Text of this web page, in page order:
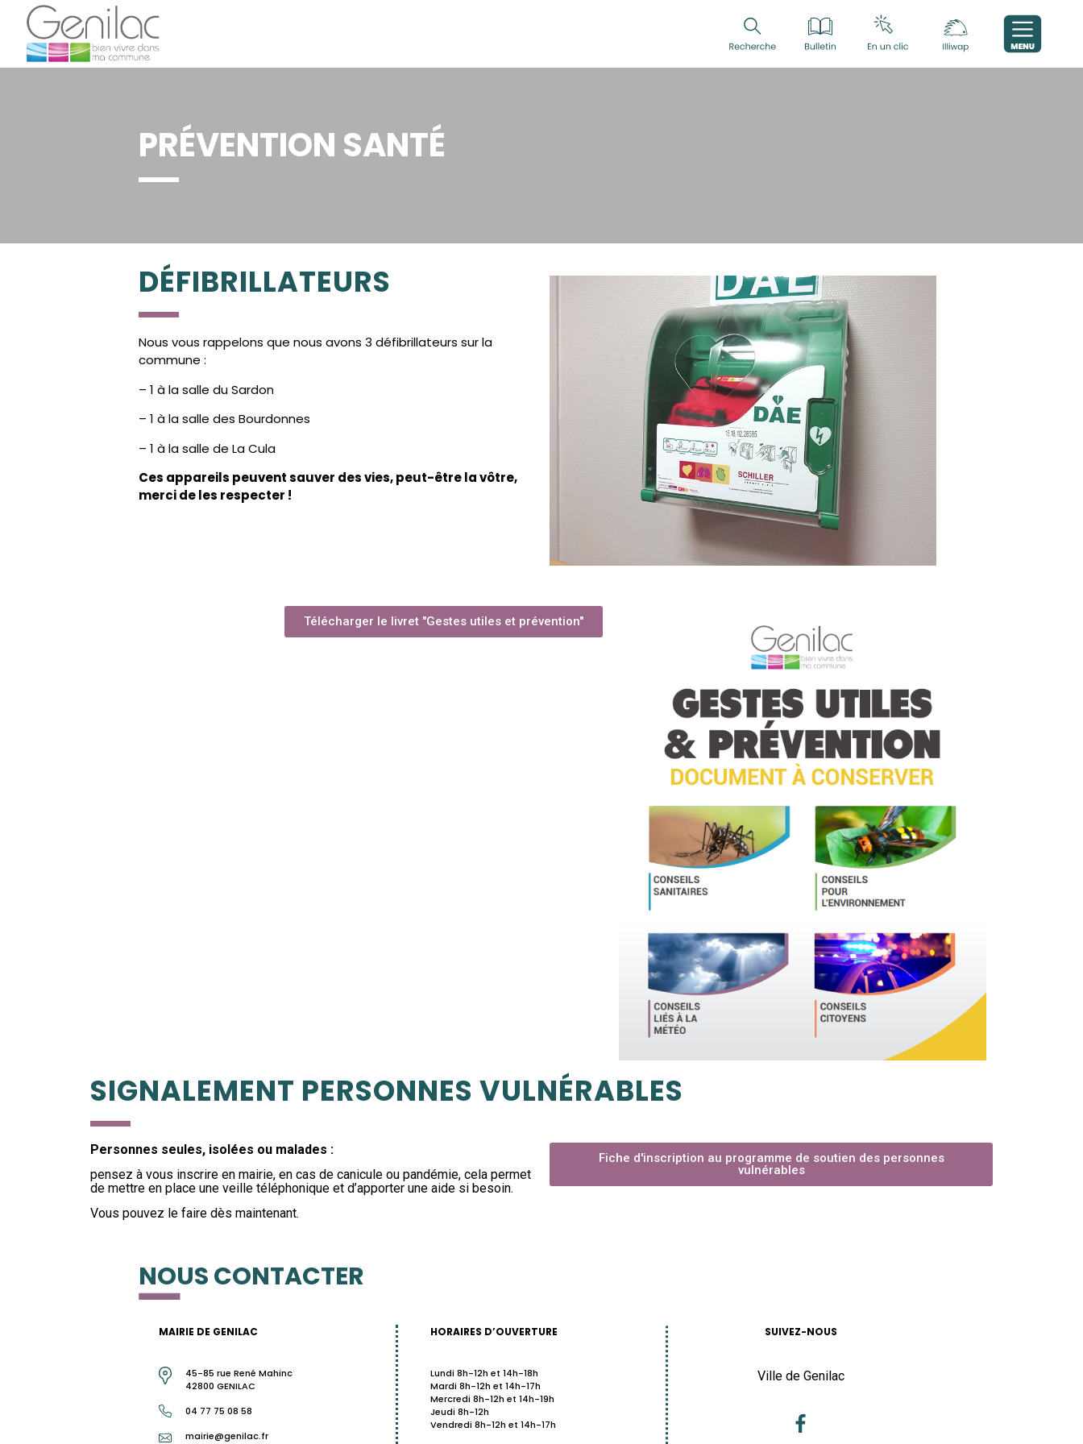
PRÉVENTION SANTÉ
DÉFIBRILLATEURS
Nous vous rappelons que nous avons 3 défibrillateurs sur la
commune :
– 1 à la salle du Sardon
– 1 à la salle des Bourdonnes
– 1 à la salle de La Cula
Ces appareils peuvent sauver des vies, peut-être la vôtre,
merci de les respecter !
Télécharger le livret "Gestes utiles et prévention"
SIGNALEMENT PERSONNES VULNÉRABLES
Personnes seules, isolées ou malades :
pensez à vous inscrire en mairie, en cas de canicule ou pandémie, cela permet
de mettre en place une veille téléphonique et d’apporter une aide si besoin.
Vous pouvez le faire dès maintenant.
Fiche d'inscription au programme de soutien des personnes
vulnérables
NOUS CONTACTER
MAIRIE DE GENILAC
45-85 rue René Mahinc
42800 GENILAC
04 77 75 08 58
mairie@genilac.fr
HORAIRES D’OUVERTURE
Lundi 8h-12h et 14h-18h
Mardi 8h-12h et 14h-17h
Mercredi 8h-12h et 14h-19h
Jeudi 8h-12h
Vendredi 8h-12h et 14h-17h
SUIVEZ-NOUS
Ville de Genilac